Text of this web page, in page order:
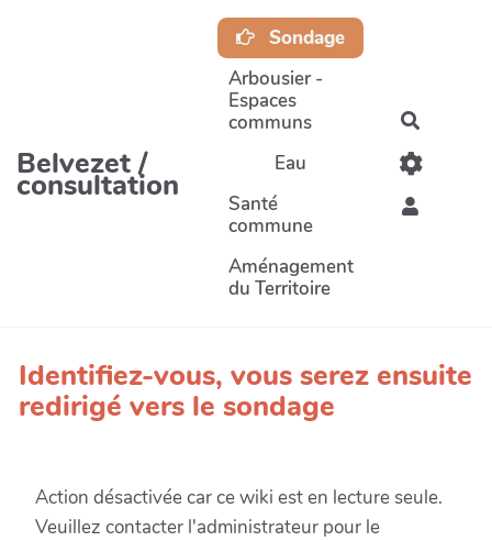
Aller au contenu principal
Belvezet /
consultation
Sondage
Arbousier -
Espaces
communs
Eau
Santé
commune
Aménagement
du Territoire
Identifiez-vous, vous serez ensuite
redirigé vers le sondage
Action désactivée car ce wiki est en lecture seule.
Veuillez contacter l'administrateur pour le